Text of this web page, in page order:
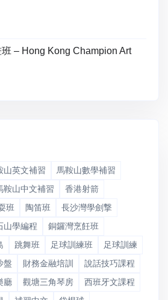
– Hong Kong Champion Art
山英文補習
馬鞍山數學補習
鞍山中文補習
香港射箭
班 陶笛班
長沙灣學劍撃
山學編程
銅鑼灣烹飪班
跳舞班 足球訓練班
足球訓練
盤 財務金融培訓
說話技巧課程
廳 觀塘三角琴房
西班牙文課程